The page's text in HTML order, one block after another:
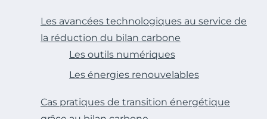
Les avancées technologiques au service de
la réduction du bilan carbone
Les outils numériques
Les énergies renouvelables
Cas pratiques de transition énergétique